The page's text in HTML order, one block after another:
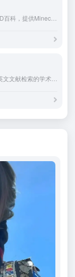
我的世界(Minecraft)。我的世界MOD百科，提供Minecraft(我的世界)MOD(模组)物品资料介绍教程攻略和MOD下载。
百度学术搜索，是一个提供海量中英文文献检索的学术资源搜索平台，涵盖了各类学术期刊、学位、会议论文，旨在为国内外学者提供最好的科研体验。